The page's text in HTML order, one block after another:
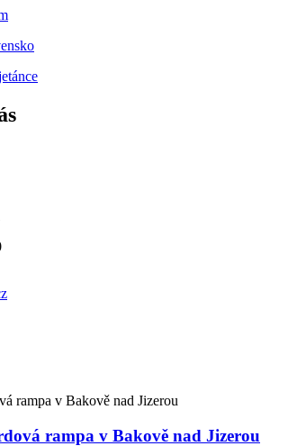
rampa v Bakově nad Jizerou